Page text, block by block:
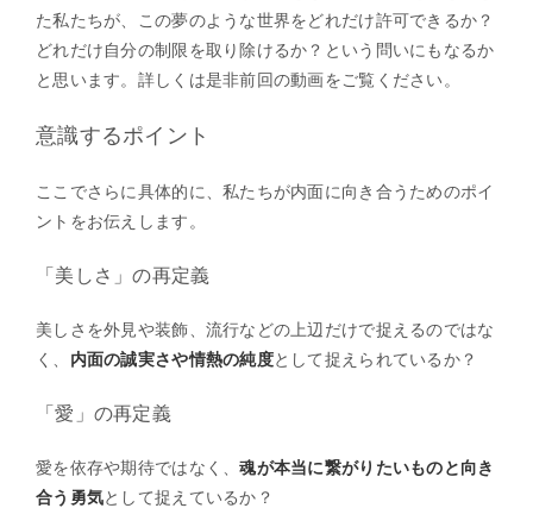
た私たちが、この夢のような世界をどれだけ許可できるか？
どれだけ自分の制限を取り除けるか？という問いにもなるか
と思います。詳しくは是非前回の動画をご覧ください。
意識するポイント
ここでさらに具体的に、私たちが内面に向き合うためのポイ
ントをお伝えします。
「美しさ」の再定義
美しさを外見や装飾、流行などの上辺だけで捉えるのではな
く、 内面の誠実さや情熱の純度として捉えられているか？
「愛」の再定義
愛を依存や期待ではなく、魂が本当に繋がりたいものと向き
合う勇気として捉えているか？